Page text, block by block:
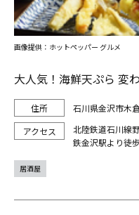
大人気！海鮮天ぷら 変
石川県金沢市木
北陸鉄道石川線
鉄金沢駅より徒
画像提供：ホットペッパー グルメ
居酒屋